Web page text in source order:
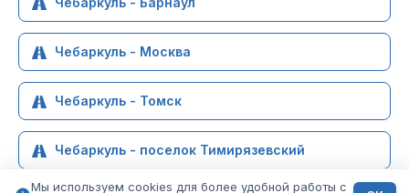
Чебаркуль - Москва
Чебаркуль - Томск
Чебаркуль - поселок Тимирязевский
Мы используем cookies для более удобной работы с